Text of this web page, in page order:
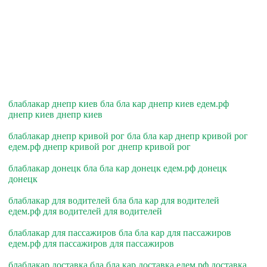
блаблакар днепр киев бла бла кар днепр киев едем.рф
днепр киев днепр киев
блаблакар днепр кривой рог бла бла кар днепр кривой рог
едем.рф днепр кривой рог днепр кривой рог
блаблакар донецк бла бла кар донецк едем.рф донецк
донецк
блаблакар для водителей бла бла кар для водителей
едем.рф для водителей для водителей
блаблакар для пассажиров бла бла кар для пассажиров
едем.рф для пассажиров для пассажиров
блаблакар доставка бла бла кар доставка едем.рф доставка